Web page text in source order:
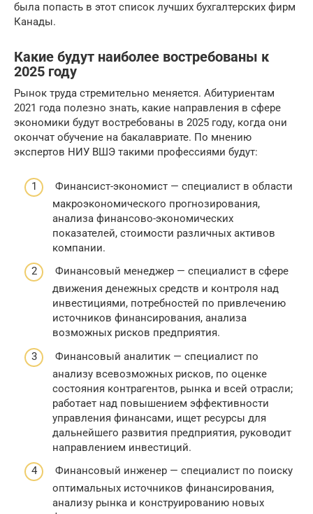
была попасть в этот список лучших бухгалтерских фирм
Канады.
Какие будут наиболее востребованы к
2025 году
Рынок труда стремительно меняется. Абитуриентам
2021 года полезно знать, какие направления в сфере
экономики будут востребованы в 2025 году, когда они
окончат обучение на бакалавриате. По мнению
экспертов НИУ ВШЭ такими профессиями будут:
Финансист-экономист — специалист в области
макроэкономического прогнозирования,
анализа финансово-экономических
показателей, стоимости различных активов
компании.
Финансовый менеджер — специалист в сфере
движения денежных средств и контроля над
инвестициями, потребностей по привлечению
источников финансирования, анализа
возможных рисков предприятия.
Финансовый аналитик — специалист по
анализу всевозможных рисков, по оценке
состояния контрагентов, рынка и всей отрасли;
работает над повышением эффективности
управления финансами, ищет ресурсы для
дальнейшего развития предприятия, руководит
направлением инвестиций.
Финансовый инженер — специалист по поиску
оптимальных источников финансирования,
анализу рынка и конструированию новых